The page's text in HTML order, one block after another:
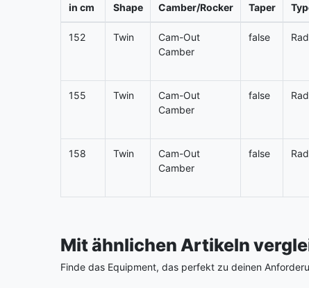
in cm
Shape Camber/Rocker Taper
152 Twin
Cam-Out
Camber
false
155 Twin
Cam-Out
Camber
false
158 Twin
Cam-Out
Camber
false
Mit ähnlichen Artikeln
Finde das Equipment, das perfekt zu deinen